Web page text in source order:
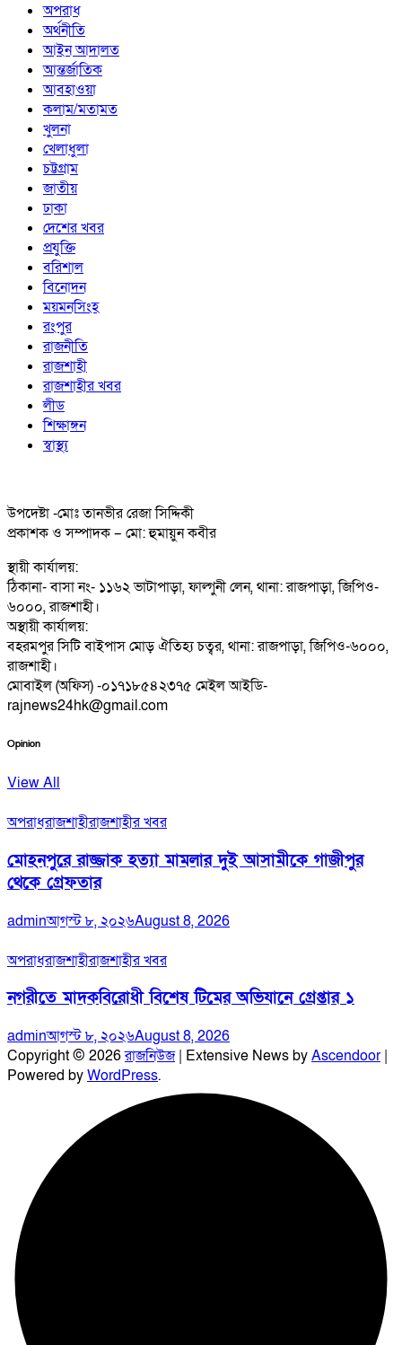
অপরাধ
অর্থনীতি
আইন আদালত
আন্তর্জাতিক
আবহাওয়া
কলাম/মতামত
খুলনা
খেলাধুলা
চট্টগ্রাম
জাতীয়
ঢাকা
দেশের খবর
প্রযুক্তি
বরিশাল
বিনোদন
ময়মনসিংহ
রংপুর
রাজনীতি
রাজশাহী
রাজশাহীর খবর
লীড
শিক্ষাঙ্গন
স্বাস্থ্য
উপদেষ্টা -মোঃ তানভীর রেজা সিদ্দিকী
প্রকাশক ও সম্পাদক – মো: হুমায়ুন কবীর
স্থায়ী কার্যালয়:
ঠিকানা- বাসা নং- ১১৬২ ভাটাপাড়া, ফাল্গুনী লেন, থানা: রাজপাড়া, জিপিও-
৬০০০, রাজশাহী।
অস্থায়ী কার্যালয়:
বহরমপুর সিটি বাইপাস মোড় ঐতিহ্য চত্বর, থানা: রাজপাড়া, জিপিও-৬০০০,
রাজশাহী।
মোবাইল (অফিস) -০১৭১৮৫৪২৩৭৫ মেইল আইডি-
rajnews24hk@gmail.com
Opinion
View All
অপরাধরাজশাহীরাজশাহীর খবর
মোহনপুরে রাজ্জাক হত্যা মামলার দুই আসামীকে গাজীপুর
থেকে গ্রেফতার
adminআগস্ট ৮, ২০২৬August 8, 2026
অপরাধরাজশাহীরাজশাহীর খবর
নগরীতে মাদকবিরোধী বিশেষ টিমের অভিযানে গ্রেপ্তার ১
adminআগস্ট ৮, ২০২৬August 8, 2026
Copyright © 2026রাজনিউজ| Extensive News byAscendoor|
Powered byWordPress.